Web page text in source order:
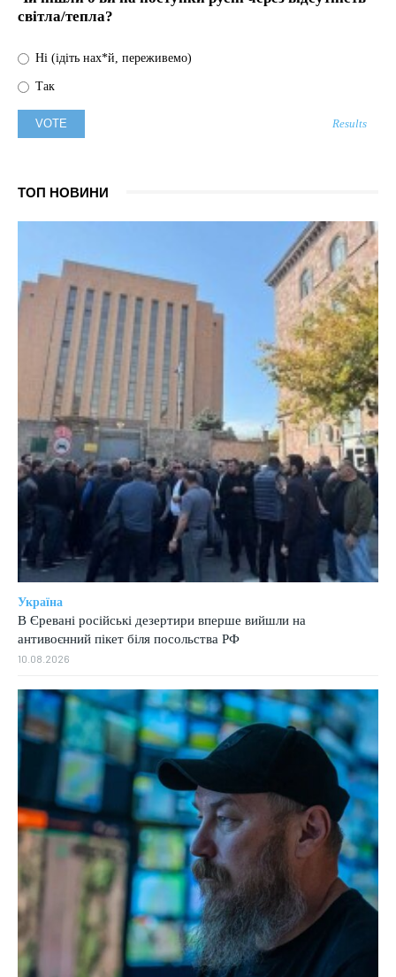
світла/тепла?
Ні (ідіть нах*й, переживемо)
Так
Results
ТОП НОВИНИ
Україна
В Єревані російські дезертири вперше вийшли на
антивоєнний пікет біля посольства РФ
10.08.2026